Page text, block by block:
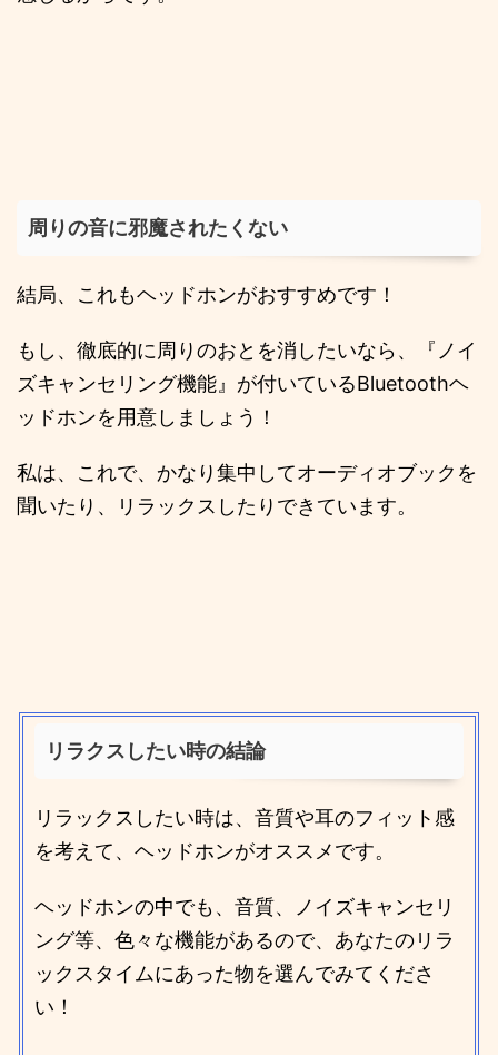
周りの音に邪魔されたくない
結局、これもヘッドホンがおすすめです！
もし、徹底的に周りのおとを消したいなら、『ノイ
ズキャンセリング機能』が付いているBluetoothヘ
ッドホンを用意しましょう！
私は、これで、かなり集中してオーディオブックを
聞いたり、リラックスしたりできています。
リラクスしたい時の結論
リラックスしたい時は、音質や耳のフィット感
を考えて、ヘッドホンがオススメです。
ヘッドホンの中でも、音質、ノイズキャンセリ
ング等、色々な機能があるので、あなたのリラ
ックスタイムにあった物を選んでみてくださ
い！